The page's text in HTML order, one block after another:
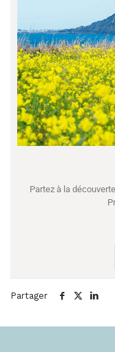
Partez à la
Partager